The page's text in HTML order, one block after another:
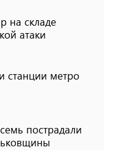
на складе
атаки
станции метро
пострадали